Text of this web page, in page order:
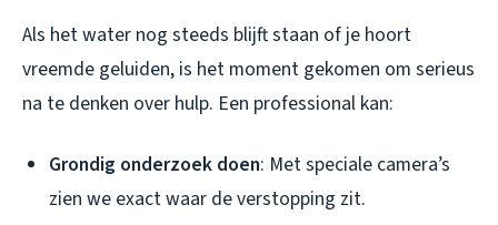
Als het water nog steeds blijft staan of je hoort
vreemde geluiden, is het moment gekomen om serieus
na te denken over hulp. Een professional kan:
Grondig onderzoek doen: Met speciale camera’s
zien we exact waar de verstopping zit.